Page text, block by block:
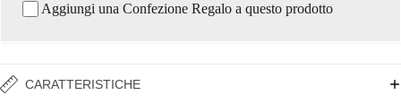
Aggiungi una Confezione Regalo a questo prodotto
CARATTERISTICHE